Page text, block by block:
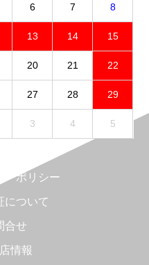
6 7 8
13 14 15
20 21 22
27 28 29
3 4 5
ーポリシー
について
合せ
情報